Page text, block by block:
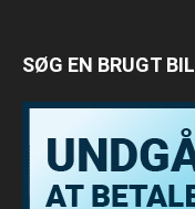
SØG EN BRUGT BIL